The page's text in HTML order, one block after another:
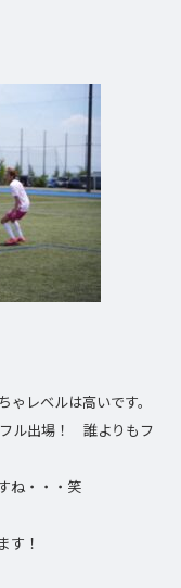
レベルは高いです。
ル出場！ 誰よりもフ
ね・・・笑
す！